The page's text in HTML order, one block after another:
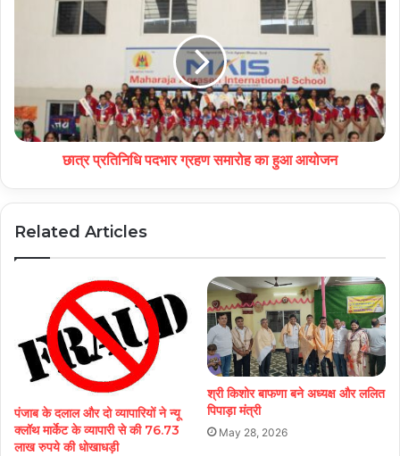
छात्र प्रतिनिधि पदभार ग्रहण समारोह का हुआ आयोजन
Related Articles
पंजाब के दलाल और दो व्यापारियों ने न्यू
क्लॉथ मार्केट के व्यापारी से की 76.73
लाख रुपये की धोखाधड़ी
श्री किशोर बाफणा बने अध्यक्ष और ललित
पिपाड़ा मंत्री
May 28, 2026